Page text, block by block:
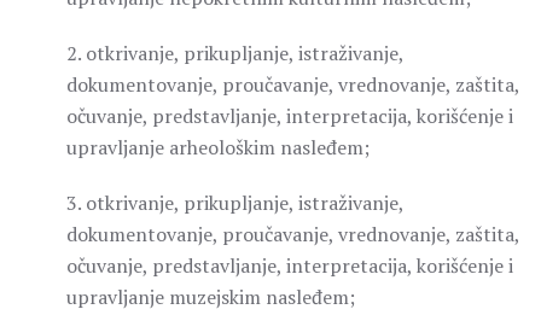
2. otkrivanje, prikupljanje, istraživanje,
dokumentovanje, proučavanje, vrednovanje, zaštita,
očuvanje, predstavljanje, interpretacija, korišćenje i
upravljanje arheološkim nasleđem;
3. otkrivanje, prikupljanje, istraživanje,
dokumentovanje, proučavanje, vrednovanje, zaštita,
očuvanje, predstavljanje, interpretacija, korišćenje i
upravljanje muzejskim nasleđem;